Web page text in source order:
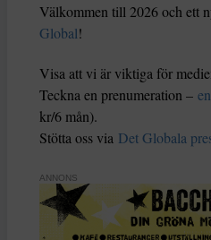
Välkommen till 2026 och ett
Global!
Visa att vi är viktiga för
Teckna en prenumeration –
kr/6 mån).
Stötta oss via Det Globala
ANNONS